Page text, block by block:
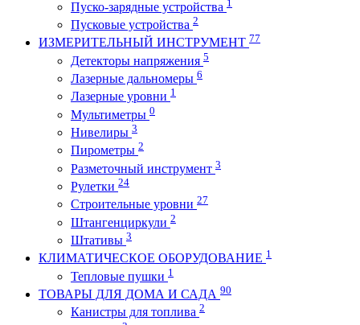
Пуско-зарядные устройства 1
Пусковые устройства 2
ИЗМЕРИТЕЛЬНЫЙ ИНСТРУМЕНТ 77
Детекторы напряжения 5
Лазерные дальномеры 6
Лазерные уровни 1
Мультиметры 0
Нивелиры 3
Пирометры 2
Разметочный инструмент 3
Рулетки 24
Строительные уровни 27
Штангенциркули 2
Штативы 3
КЛИМАТИЧЕСКОЕ ОБОРУДОВАНИЕ 1
Тепловые пушки 1
ТОВАРЫ ДЛЯ ДОМА И САДА 90
Канистры для топлива 2